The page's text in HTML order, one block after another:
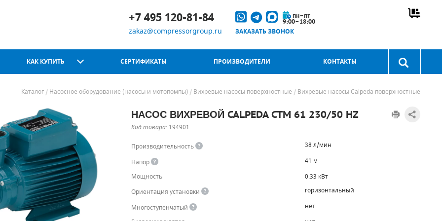
+7 495 120-81-84
zakaz@compressorgroup.ru
пн–пт
9:00–18:00
ЗАКАЗАТЬ ЗВОНОК
КАК КУПИТЬ СЕРТИФИКАТЫ ПРОИЗВОДИТЕЛИ КОНТАКТЫ
Каталог Насосное оборудование (насосы и мотопомпы) Вихревые насосы поверхностные Вихревые насосы Calpeda поверхностные
НАСОС ВИХРЕВОЙ CALPEDA CTM 61 230/50 HZ
Код товара: 194901
Производительность
38 л/мин
Напор
41 м
Мощность
0.33 кВт
Ориентация установки
горизонтальный
Многоступенчатый
нет